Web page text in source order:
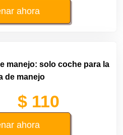
ahora
manejo: solo coche para la
de manejo
$ 110
ahora